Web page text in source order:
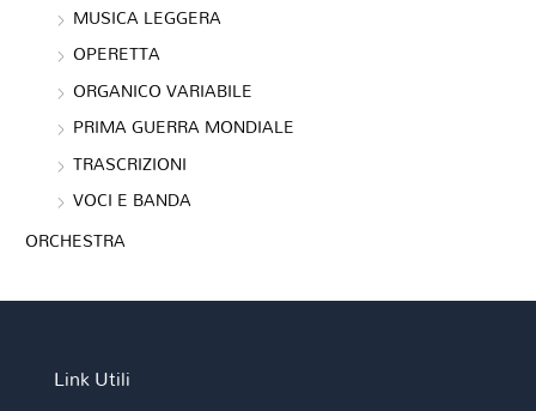
MUSICA LEGGERA
OPERETTA
ORGANICO VARIABILE
PRIMA GUERRA MONDIALE
TRASCRIZIONI
VOCI E BANDA
ORCHESTRA
Link Utili